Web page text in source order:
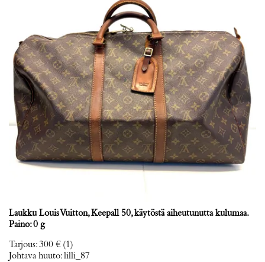
Laukku Louis Vuitton, Keepall 50, käytöstä aiheutunutta kulumaa.
Paino: 0 g
Tarjous:300 € (1)
Johtava huuto:lilli_87